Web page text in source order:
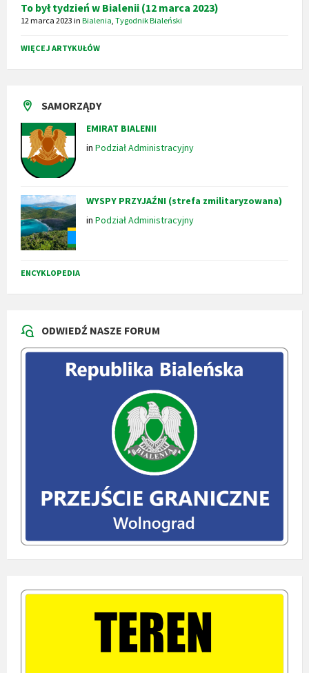
To był tydzień w Bialenii (12 marca 2023)
12 marca 2023 in Bialenia Tygodnik Bialeński
WIĘCEJ ARTYKUŁÓW
SAMORZĄDY
EMIRAT BIALENII
in Podział Administracyjny
WYSPY PRZYJAŹNI (strefa zmilitaryzowana)
in Podział Administracyjny
ENCYKLOPEDIA
ODWIEDŹ NASZE FORUM